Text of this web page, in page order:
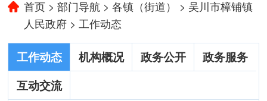
首页 >部门导航 >各镇（街道） > 吴川市樟铺镇
人民政府 > 工作动态
工作动态 机构概况 政务公开
政务服务
互动交流